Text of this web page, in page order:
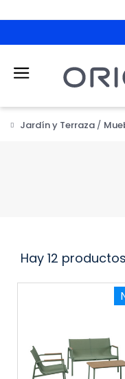
Jardín y Terraza
Hay 12